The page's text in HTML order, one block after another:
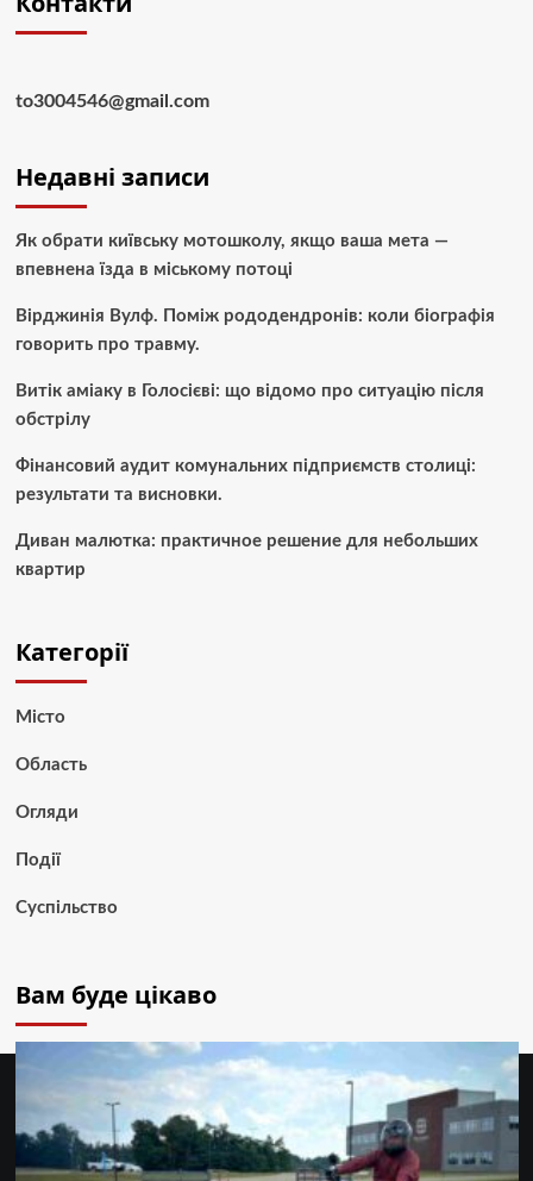
to3004546@gmail.com
Недавні записи
Як обрати київську мотошколу, якщо ваша мета —
впевнена їзда в міському потоці
Вірджинія Вулф. Поміж рододендронів: коли біографія
говорить про травму.
Витік аміаку в Голосієві: що відомо про ситуацію після
обстрілу
Фінансовий аудит комунальних підприємств столиці:
результати та висновки.
Диван малютка: практичное решение для небольших
квартир
Категорії
Місто
Область
Огляди
Події
Суспільство
Вам буде цікаво